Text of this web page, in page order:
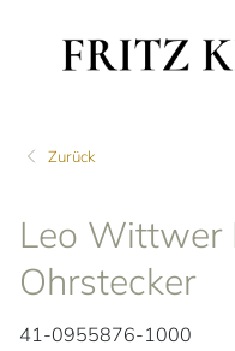
Zurück
Leo Wittwer
Ohrstecker
41-0955876-1000